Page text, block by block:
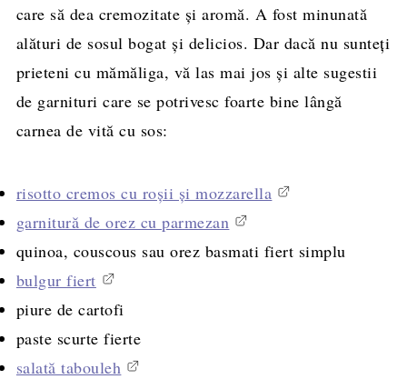
care să dea cremozitate și aromă. A fost minunată
alături de sosul bogat și delicios. Dar dacă nu sunteți
prieteni cu mămăliga, vă las mai jos și alte sugestii
de garnituri care se potrivesc foarte bine lângă
carnea de vită cu sos:
risotto cremos cu roșii și mozzarella
garnitură de orez cu parmezan
quinoa, couscous sau orez basmati fiert simplu
bulgur fiert
piure de cartofi
paste scurte fierte
salată tabouleh